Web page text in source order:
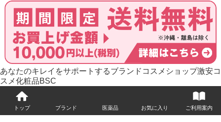
あなたのキレイをサポートするブランドコスメショップ激安コ
スメ化粧品BSC
トップ ブランド 医薬品 お気に入り ご利用案内